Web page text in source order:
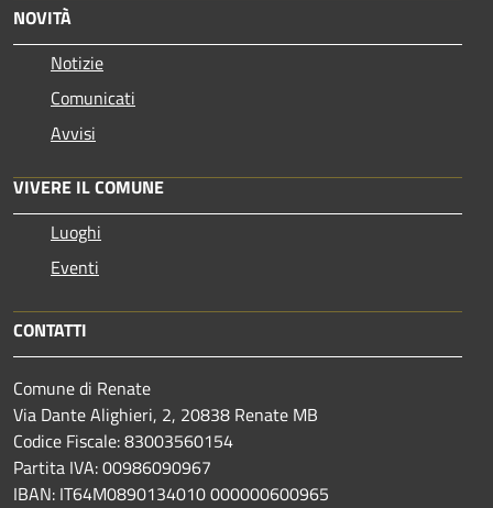
NOVITÀ
Notizie
Comunicati
Avvisi
VIVERE IL COMUNE
Luoghi
Eventi
CONTATTI
Comune di Renate
Via Dante Alighieri, 2, 20838 Renate MB
Codice Fiscale: 83003560154
Partita IVA: 00986090967
IBAN: IT64M0890134010 000000600965